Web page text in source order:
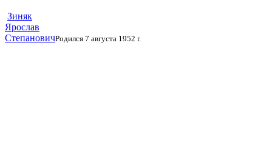
Зиняк
Ярослав
СтепановичРодился 7 августа 1952 г.